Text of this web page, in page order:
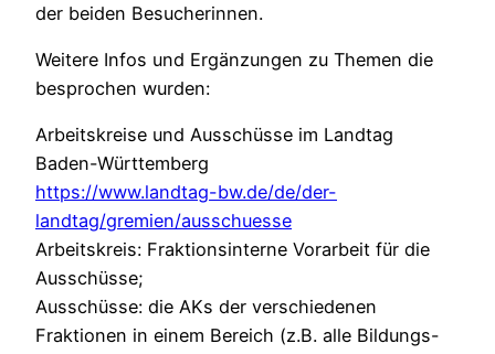
der beiden Besucherinnen.
Weitere Infos und Ergänzungen zu Themen die
besprochen wurden:
Arbeitskreise und Ausschüsse im Landtag
Baden-Württemberg
https://www.landtag-bw.de/de/der-
landtag/gremien/ausschuesse
Arbeitskreis: Fraktionsinterne Vorarbeit für die
Ausschüsse;
Ausschüsse: die AKs der verschiedenen
Fraktionen in einem Bereich (z.B. alle Bildungs-